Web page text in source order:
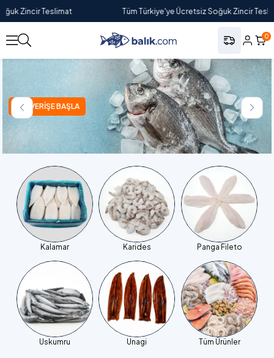
Zincir Teslimat Tüm Türkiye'ye Ücretsiz Soğuk Zincir
0
ALIŞVERİŞE BAŞLA
Kalamar Karides Panga Fileto
Uskumru Unagi Tüm Ürünler